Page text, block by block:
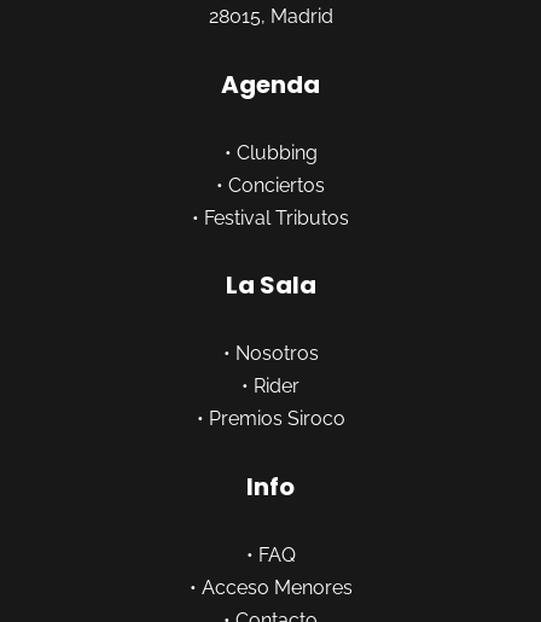
28015, Madrid
Agenda
• Clubbing
• Conciertos
• Festival Tributos
La Sala
• Nosotros
• Rider
• Premios Siroco
Info
• FAQ
• Acceso Menores